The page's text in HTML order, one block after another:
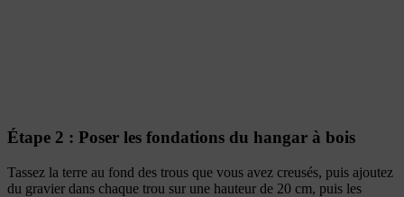
Étape 2 : Poser les fondations du hangar à bois
Tassez la terre au fond des trous que vous avez creusés, puis ajoutez
du gravier dans chaque trou sur une hauteur de 20 cm, puis les